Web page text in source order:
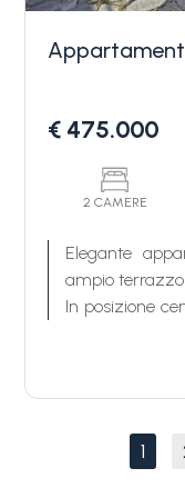
€ 475.000
2 CAMERE
Elegante
ampio
In posizione
ampio
per chi
alla tranquillità
1